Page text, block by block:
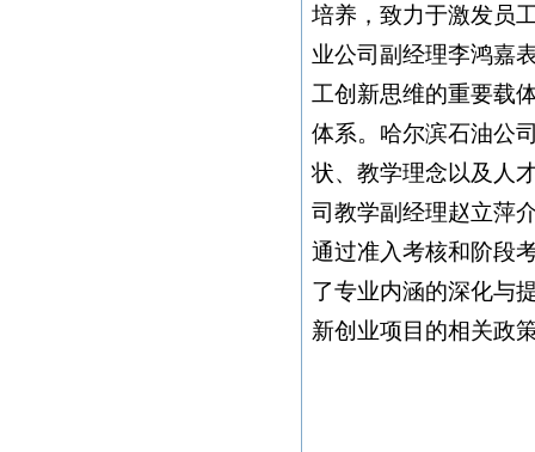
培养，致力于激发员
业公司副经理李鸿嘉
工创新思维的重要载
体系。哈尔滨石油公
状、教学理念以及人
司教学副经理赵立萍
通过准入考核和阶段
了专业内涵的深化与
新创业项目的相关政